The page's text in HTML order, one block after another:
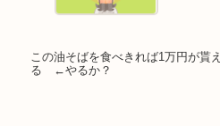
この油そばを食べきれば1万円が貰え
る ←やるか？